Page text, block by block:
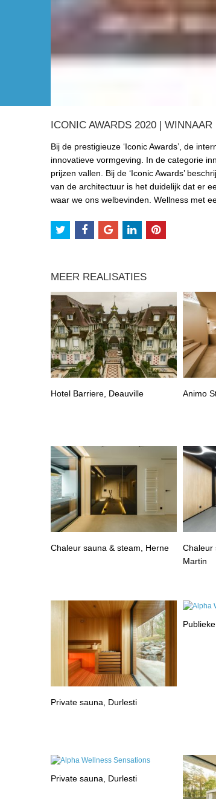
ICONIC AWARDS 2020 | WINNAAR
Bij de prestigieuze ‘Iconic Awards’, de
innovatieve vormgeving. In de categorie
prijzen vallen. Bij de ‘Iconic Awards’
van de architectuur is het duidelijk dat er
waar we ons welbevinden. Wellness met
MEER REALISATIES
Hotel Barriere, Deauville Animo
Chaleur sauna & steam, Herne
Chaleur
Martin
Private sauna, Durlesti
Private sauna, Durlesti